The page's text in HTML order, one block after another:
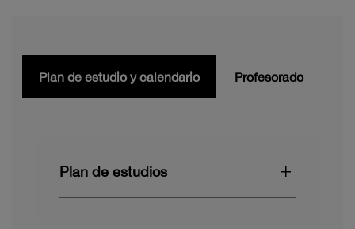
Plan de estudio y calendario Profesorado
Plan de estudios